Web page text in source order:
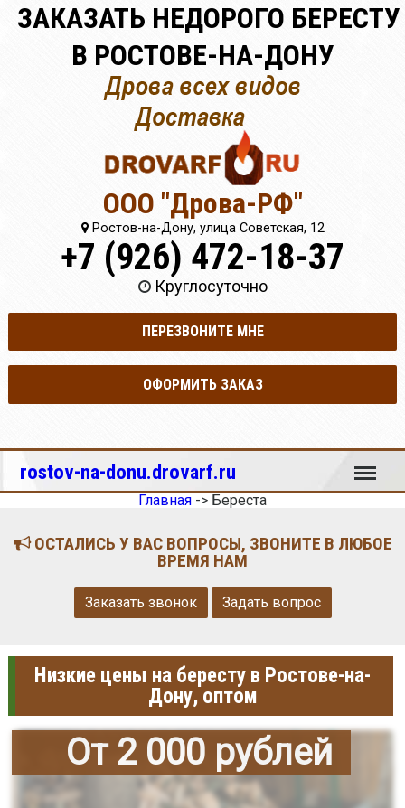
ЗАКАЗАТЬ НЕДОРОГО БЕРЕСТУ
В РОСТОВЕ-НА-ДОНУ
ООО "Дрова-РФ"
Ростов-на-Дону, улица Советская, 12
+7 (926) 472-18-37
Круглосуточно
ПЕРЕЗВОНИТЕ МНЕ
ОФОРМИТЬ ЗАКАЗ
rostov-na-donu.drovarf.ru Меню
Главная -> Береста
ОСТАЛИСЬ У ВАС ВОПРОСЫ, ЗВОНИТЕ В ЛЮБОЕ
ВРЕМЯ НАМ
Заказать звонок Задать вопрос
Низкие цены на бересту в Ростове-на-
Дону, оптом
От 2 000 рублей